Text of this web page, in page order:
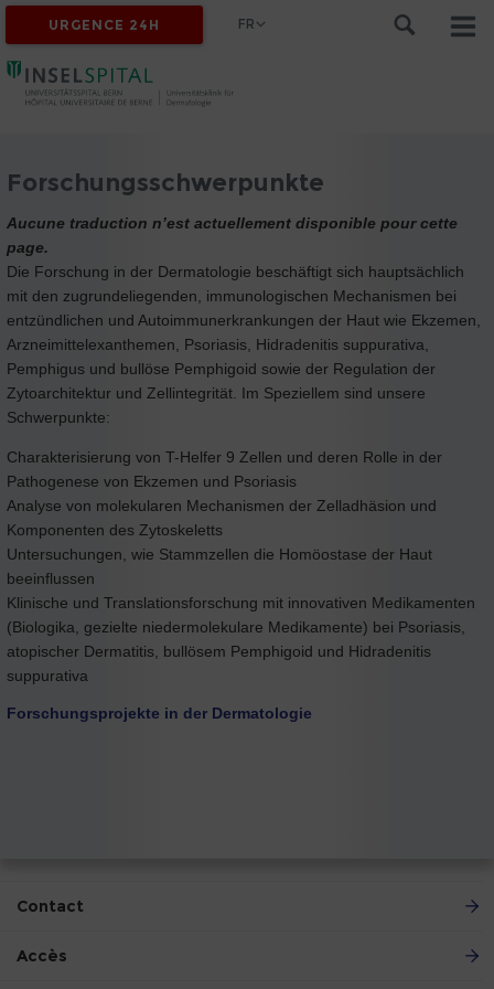
URGENCE 24H FR
Forschungsschwerpunkte
Aucune traduction n’est actuellement disponible pour cette
page.
Die Forschung in der Dermatologie beschäftigt sich hauptsächlich
mit den zugrundeliegenden, immunologischen Mechanismen bei
entzündlichen und Autoimmunerkrankungen der Haut wie Ekzemen,
Arzneimittelexanthemen, Psoriasis, Hidradenitis suppurativa,
Pemphigus und bullöse Pemphigoid sowie der Regulation der
Zytoarchitektur und Zellintegrität. Im Speziellem sind unsere
Schwerpunkte:
Charakterisierung von T-Helfer 9 Zellen und deren Rolle in der
Pathogenese von Ekzemen und Psoriasis
Analyse von molekularen Mechanismen der Zelladhäsion und
Komponenten des Zytoskeletts
Untersuchungen, wie Stammzellen die Homöostase der Haut
beeinflussen
Klinische und Translationsforschung mit innovativen Medikamenten
(Biologika, gezielte niedermolekulare Medikamente) bei Psoriasis,
atopischer Dermatitis, bullösem Pemphigoid und Hidradenitis
suppurativa
Forschungsprojekte in der Dermatologie
Contact
Accès